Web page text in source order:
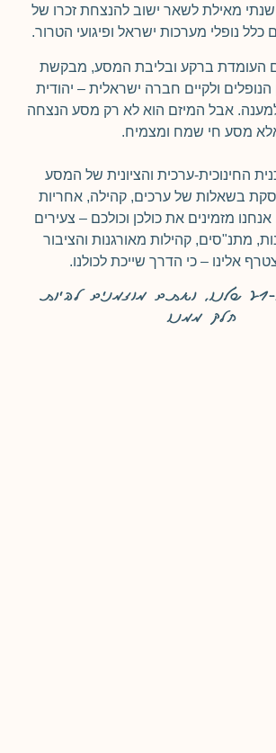
מאילת לשאר ישוב להנצחת זכרו של
כלל נופלי מערכות ישראל ופיגועי הטרור.
העומדת ברקע ובליבת המסע, מבקשת
ולקיים חברה ישראלית – יהודית
למענה. אבל המיזם הוא לא רק מסע הנצחה
מסע חי שמח ומצמיח.
החינוכית-ערכית והציונית של המסע
בשאלות של ערכים, קהילה, אחריות
מזמינים את כולכן וכולכם – צעירים
מתנ"סים, קהילות מאורגנות והציבור
אלינו – כי הדרך שייכת לכולנו.
זהו המסע ה-21 שלנו, ואתם מוזמנים להיות
חלק ממנו